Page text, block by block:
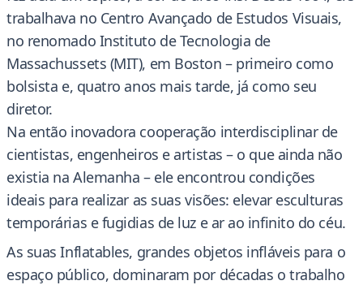
trabalhava no Centro Avançado de Estudos Visuais,
no renomado Instituto de Tecnologia de
Massachussets (MIT), em Boston – primeiro como
bolsista e, quatro anos mais tarde, já como seu
diretor.
Na então inovadora cooperação interdisciplinar de
cientistas, engenheiros e artistas – o que ainda não
existia na Alemanha – ele encontrou condições
ideais para realizar as suas visões: elevar esculturas
temporárias e fugidias de luz e ar ao infinito do céu.
As suas Inflatables, grandes objetos infláveis para o
espaço público, dominaram por décadas o trabalho